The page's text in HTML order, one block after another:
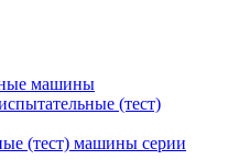
машины
(тест)
(тест) машины серии